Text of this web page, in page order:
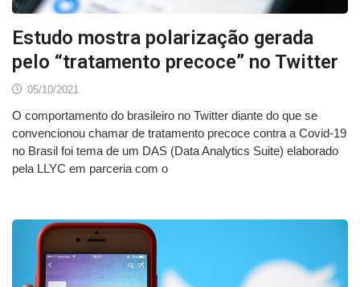
Estudo mostra polarização gerada
pelo “tratamento precoce” no Twitter
05/10/2021
O comportamento do brasileiro no Twitter diante do que se
convencionou chamar de tratamento precoce contra a Covid-19
no Brasil foi tema de um DAS (Data Analytics Suite) elaborado
pela LLYC em parceria com o